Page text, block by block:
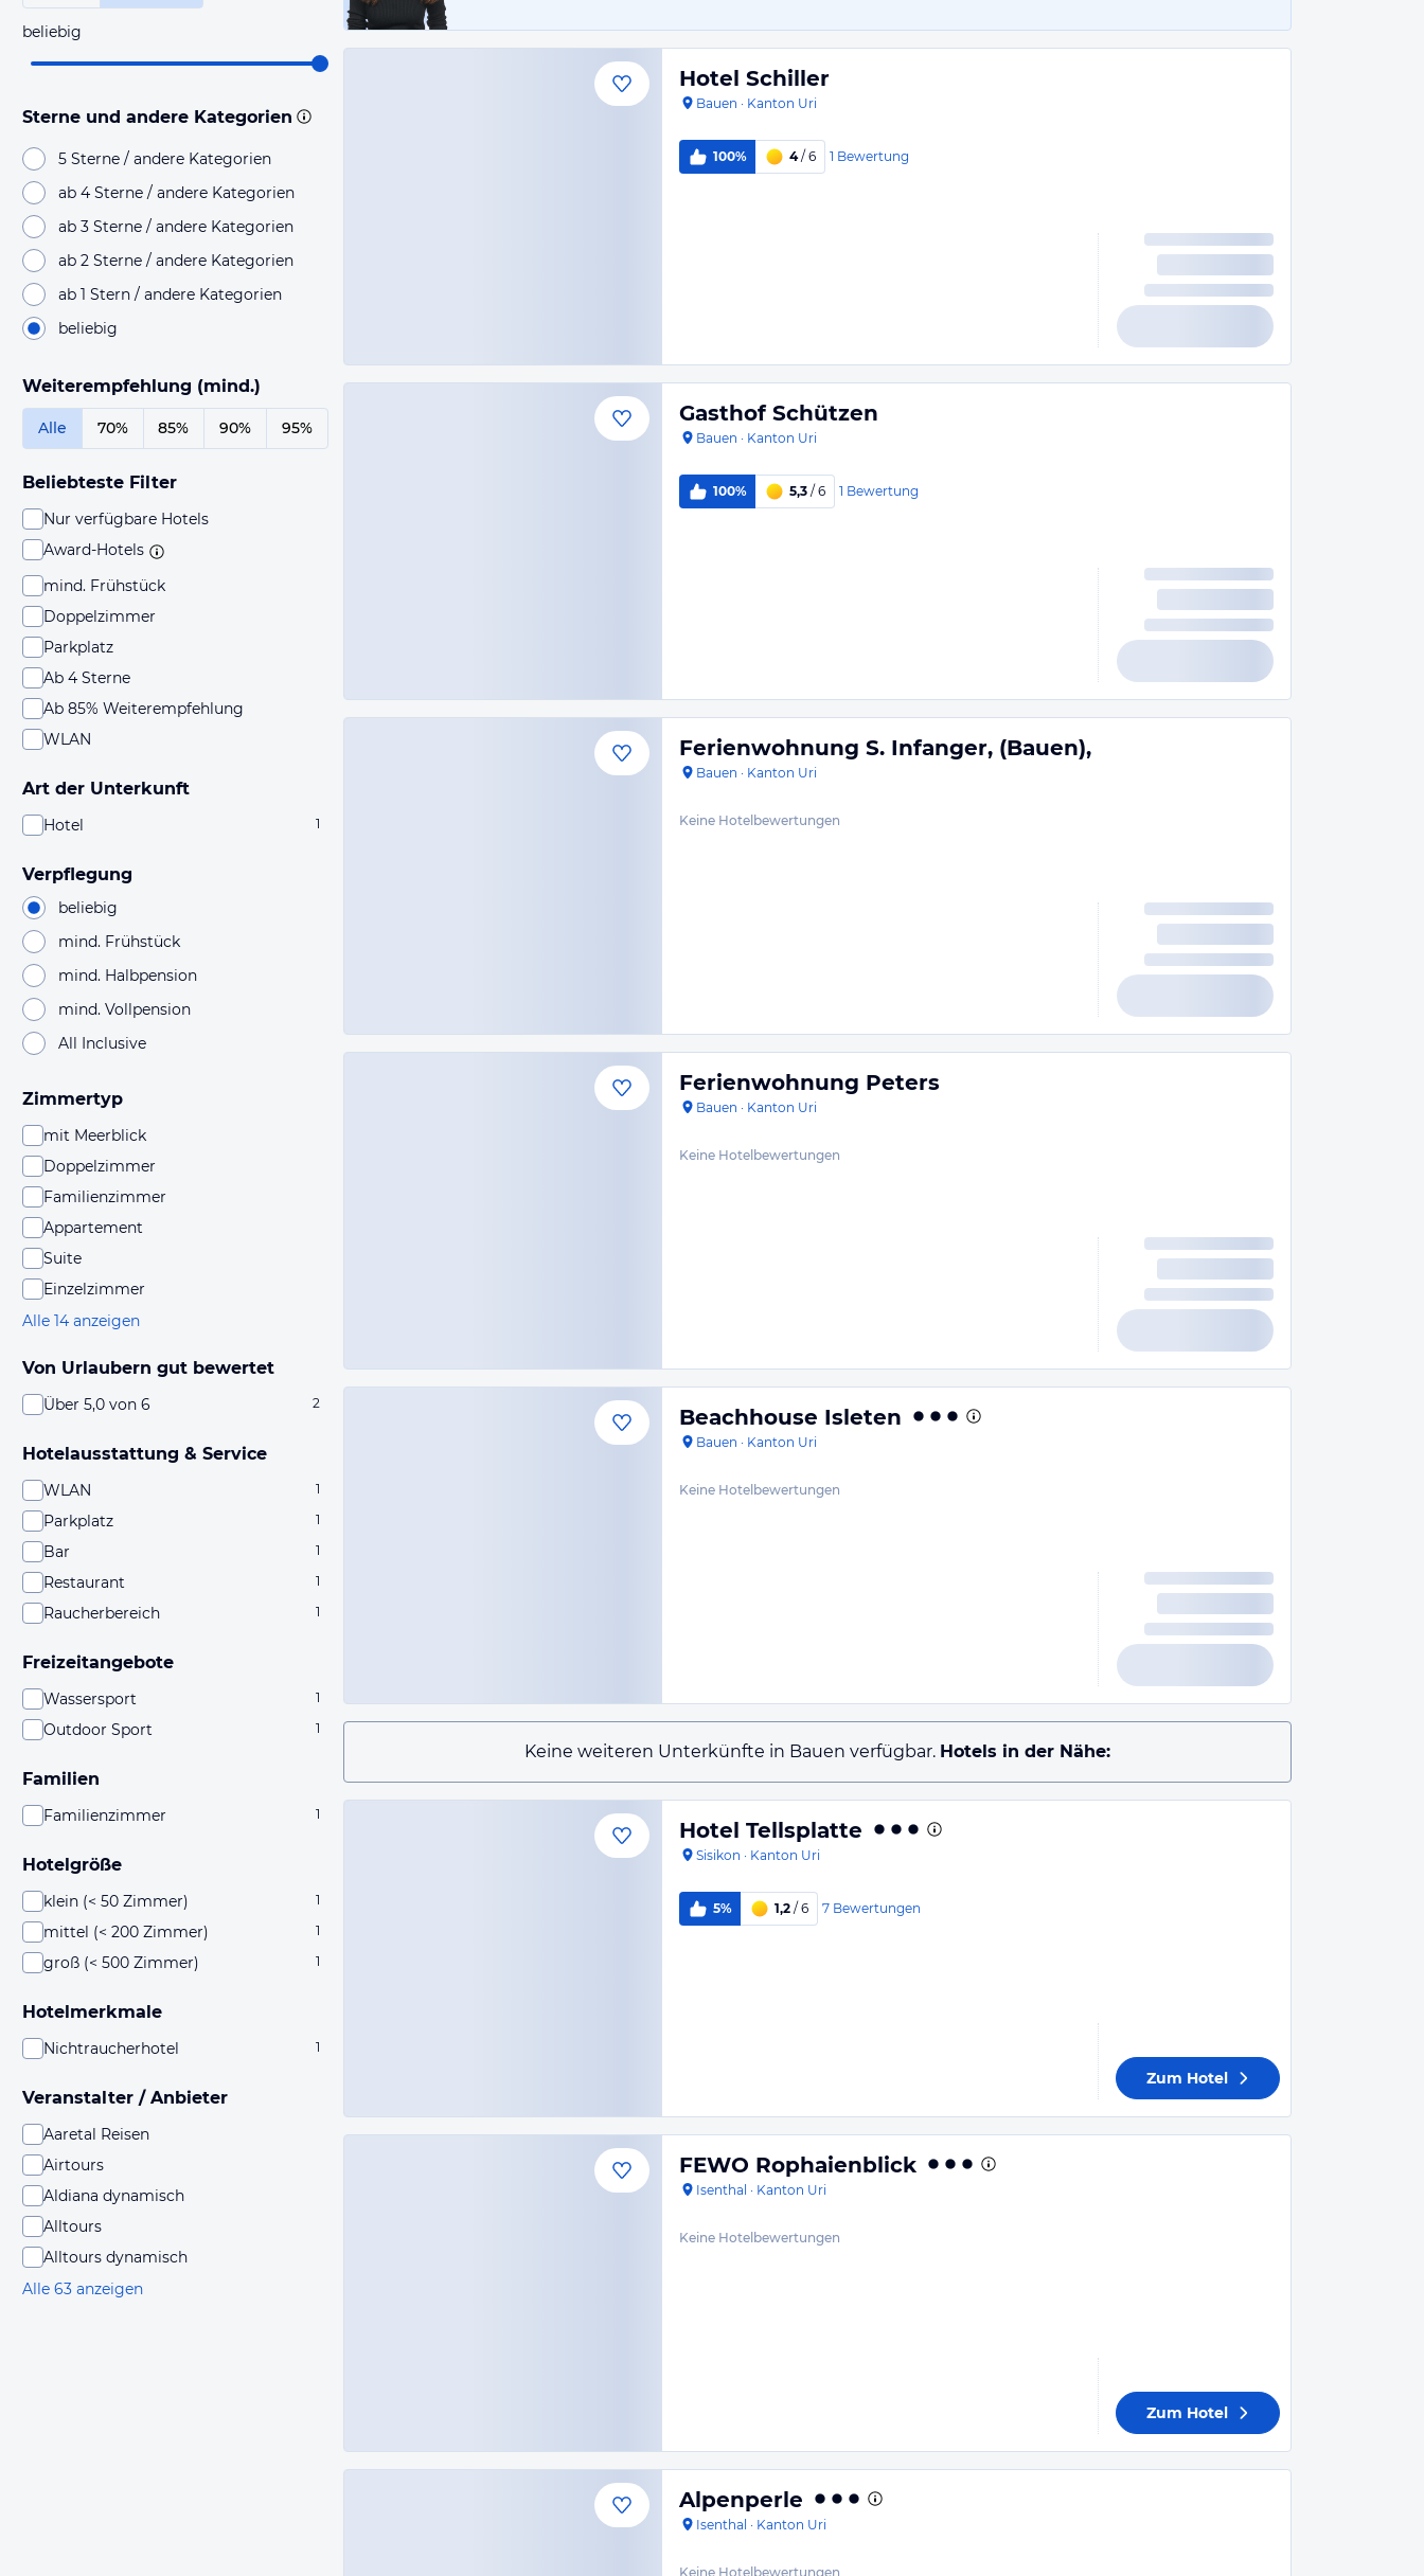
beliebig
Sterne und andere Kategorien
5 Sterne / andere Kategorien
ab 4 Sterne / andere Kategorien
ab 3 Sterne / andere Kategorien
ab 2 Sterne / andere Kategorien
ab 1 Stern / andere Kategorien
beliebig
Weiterempfehlung (mind.)
Alle 70% 85% 90% 95%
Beliebteste Filter
Nur verfügbare Hotels
Award-Hotels
mind. Frühstück
Doppelzimmer
Parkplatz
Ab 4 Sterne
Ab 85% Weiterempfehlung
WLAN
Art der Unterkunft
Hotel 1
Verpflegung
beliebig
mind. Frühstück
mind. Halbpension
mind. Vollpension
All Inclusive
Zimmertyp
mit Meerblick
Doppelzimmer
Familienzimmer
Appartement
Suite
Einzelzimmer
Alle 14 anzeigen
Von Urlaubern gut bewertet
Über 5,0 von 6 2
Hotelausstattung & Service
WLAN 1
Parkplatz 1
Bar 1
Restaurant 1
Raucherbereich 1
Freizeitangebote
Wassersport 1
Outdoor Sport 1
Familien
Familienzimmer 1
Hotelgröße
klein (< 50 Zimmer) 1
mittel (< 200 Zimmer) 1
groß (< 500 Zimmer) 1
Hotelmerkmale
Nichtraucherhotel 1
Veranstalter / Anbieter
Aaretal Reisen
Airtours
Aldiana dynamisch
Alltours
Alltours dynamisch
Alle 63 anzeigen
Hotel Schiller
Bauen · Kanton Uri
100% 4/ 6 1 Bewertung
Gasthof Schützen
Bauen · Kanton Uri
100% 5,3 / 6 1 Bewertung
Ferienwohnung S. Infanger, (Bauen),
Bauen · Kanton Uri
Keine Hotelbewertungen
Ferienwohnung Peters
Bauen · Kanton Uri
Keine Hotelbewertungen
Beachhouse Isleten
Bauen · Kanton Uri
Keine Hotelbewertungen
Keine weiteren Unterkünfte in Bauen verfügbar. Hotels in der Nähe:
Hotel Tellsplatte
Sisikon · Kanton Uri
5% 1,2 / 6 7 Bewertungen
Zum Hotel
FEWO Rophaienblick
Isenthal · Kanton Uri
Keine Hotelbewertungen
Zum Hotel
Alpenperle
Isenthal · Kanton Uri
Keine Hotelbewertungen